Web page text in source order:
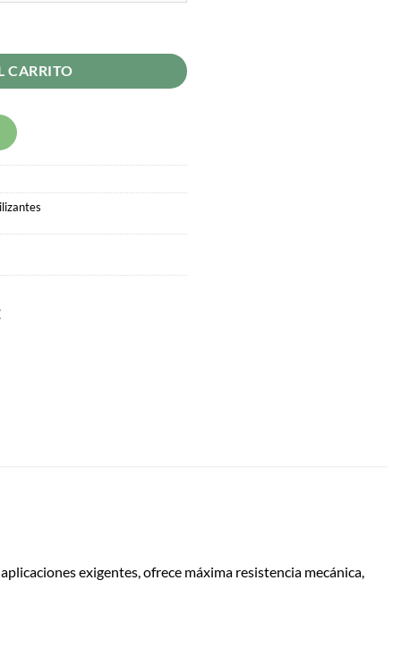
CARRITO
exigentes, ofrece máxima resistencia mecánica,